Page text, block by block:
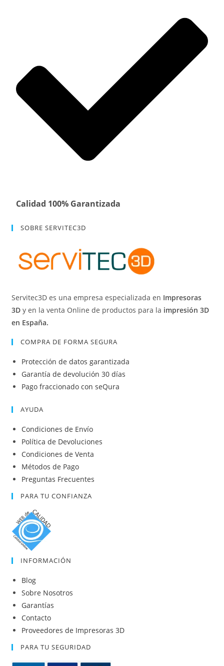
Calidad 100% Garantizada
SOBRE SERVITEC3D
Servitec3D es una empresa especializada en Impresoras
3D y en la venta Online de productos para la impresión 3D
en España.
COMPRA DE FORMA SEGURA
Protección de datos garantizada
Garantía de devolución 30 días
Pago fraccionado con seQura
AYUDA
Condiciones de Envío
Política de Devoluciones
Condiciones de Venta
Métodos de Pago
Preguntas Frecuentes
PARA TU CONFIANZA
INFORMACIÓN
Blog
Sobre Nosotros
Garantías
Contacto
Proveedores de Impresoras 3D
PARA TU SEGURIDAD